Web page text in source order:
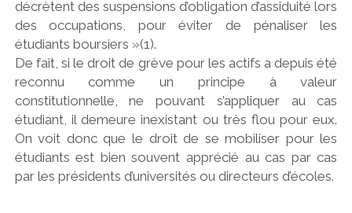
décrètent des suspensions d’obligation d’assiduité lors
des occupations, pour éviter de pénaliser les
étudiants boursiers »(1).
De fait, si le droit de grève pour les actifs a depuis été
reconnu comme un principe à valeur
constitutionnelle, ne pouvant s’appliquer au cas
étudiant, il demeure inexistant ou très flou pour eux.
On voit donc que le droit de se mobiliser pour les
étudiants est bien souvent apprécié au cas par cas
par les présidents d’universités ou directeurs d’écoles.